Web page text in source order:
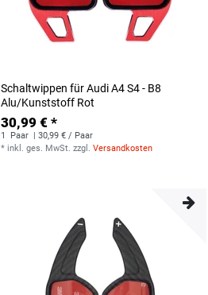
Schaltwippen für Audi A4 S4 - B8
Alu/Kunststoff Rot
30,99 € *
1 Paar
| 30,99 € / Paar
* inkl. ges. MwSt. zzgl.Versandkosten